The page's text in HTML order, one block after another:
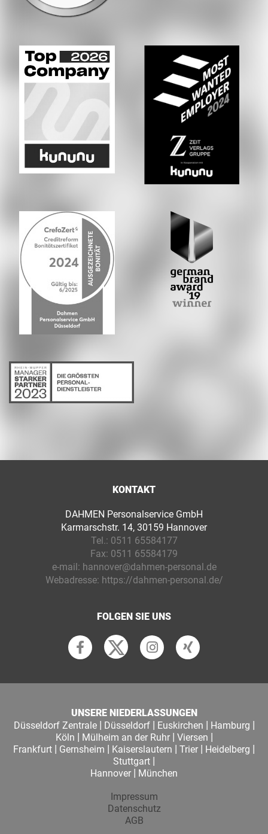
KONTAKT
DAHMEN Personalservice GmbH
Karmarschstr. 14, 30159 Hannover
Tel.: 0511 65584177
Fax: 0511 65584179
e-mail: hannover@dahmen-personal.de
Webadresse: https://dahmen-personal.de/
FOLGEN SIE UNS
UNSERE NIEDERLASSUNGEN
Düsseldorf Zentrale| Düsseldorf| Euskirchen | Hamburg |
Köln | Mülheim an der Ruhr| Viersen |
Frankfurt | Gernsheim | Kaiserslautern | Trier | Heidelberg |
Stuttgart |
Hannover | München
Impressum
Datenschutz
AGB